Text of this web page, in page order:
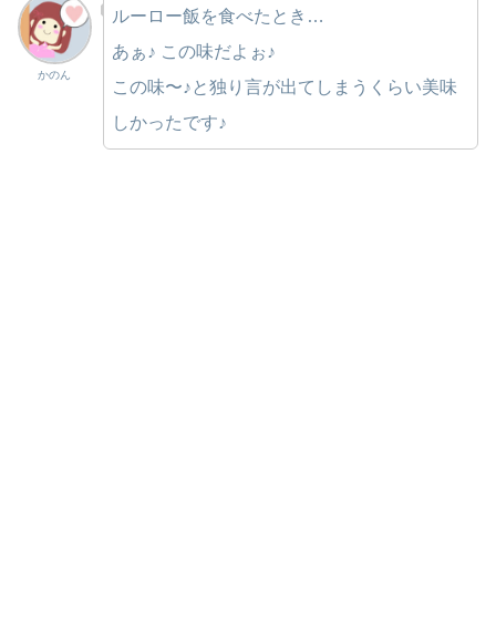
かのん
ルーロー飯を食べたとき…
あぁ♪ この味だよぉ♪
この味〜♪と独り言が出てしまうくらい美味
しかったです♪